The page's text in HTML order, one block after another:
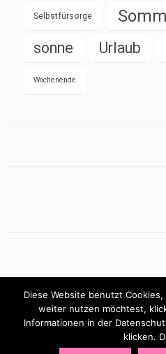
Selbstfürsorge
sonne Urlaub
Wochenende
Diese Website benutzt
weiter nutzen möchtest,
Informationen in der
klicken.